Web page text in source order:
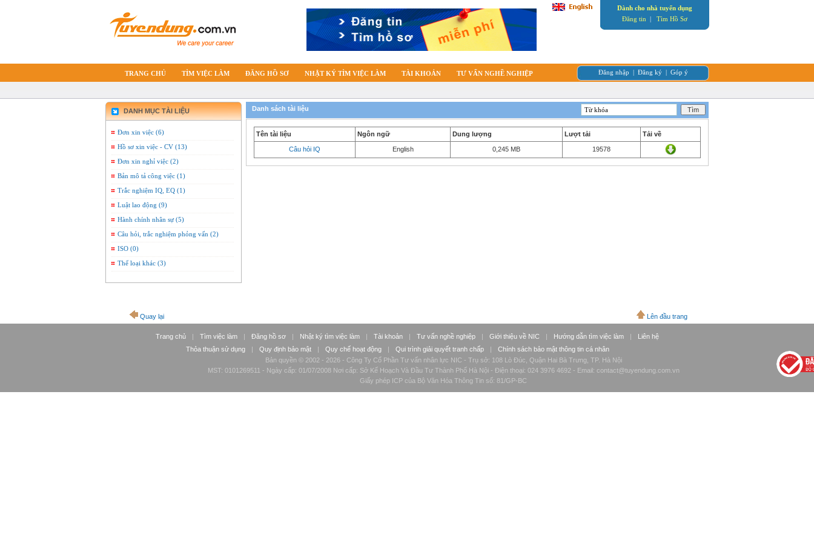
Dành cho nhà tuyển dụng
Đăng tin | Tìm Hồ Sơ
TRANG CHỦ TÌM VIỆC LÀM ĐĂNG HỒ SƠ NHẬT KÝ TÌM VIỆC LÀM TÀI KHOẢN TƯ VẤN NGHỀ NGHIỆP Đăng nhập | Đăng ký | Góp ý
DANH MỤC TÀI LIỆU
Đơn xin việc (6)
Hồ sơ xin việc - CV (13)
Đơn xin nghỉ việc (2)
Bản mô tả công việc (1)
Trắc nghiệm IQ, EQ (1)
Luật lao động (9)
Hành chính nhân sự (5)
Câu hỏi, trắc nghiệm phỏng vấn (2)
ISO (0)
Thể loại khác (3)
Danh sách tài liệu
Tên tài liệu Ngôn ngữ Dung lượng Lượt tải Tải về
Câu hỏi IQ English 0,245 MB 19578
Quay lại Lên đầu trang
Trang chủ | Tìm việc làm | Đăng hồ sơ | Nhật ký tìm việc làm | Tài khoản | Tư vấn nghề nghiệp | Giới thiệu về NIC | Hướng dẫn tìm việc làm |
Liên hệ
Thỏa thuận sử dụng
| Quy định bảo mật | Quy chế hoạt động | Qui trình giải quyết tranh chấp |
Chính sách bảo mật thông tin cá nhân
Bản quyền © 2002 - 2026 - Công Ty Cổ Phần Tư vấn nhân lực NIC - Trụ sở: 108 Lò Đúc, Quận Hai Bà Trưng, TP. Hà Nội
MST: 0101269511 - Ngày cấp: 01/07/2008 Nơi cấp: Sở Kế Hoạch Và Đầu Tư Thành Phố Hà Nội - Điện thoại: 024 3976 4692 - Email: contact@tuyendung.com.vn
Giấy phép ICP của Bộ Văn Hóa Thông Tin số: 81/GP-BC